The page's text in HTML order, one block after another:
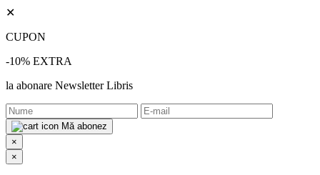
✕
CUPON
-10% EXTRA
la abonare Newsletter Libris
Mă abonez
×
×